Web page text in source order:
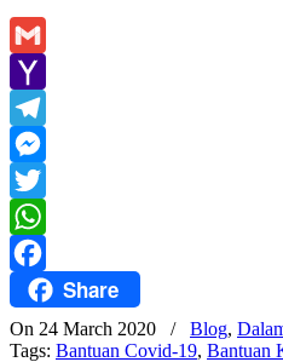
Gmail
Yahoo
Mail
Telegram
Messenger
Twitter
WhatsApp
FacebookShare
On 24 March 2020 / Blog,
Tags: Bantuan Covid-19, Bantuan